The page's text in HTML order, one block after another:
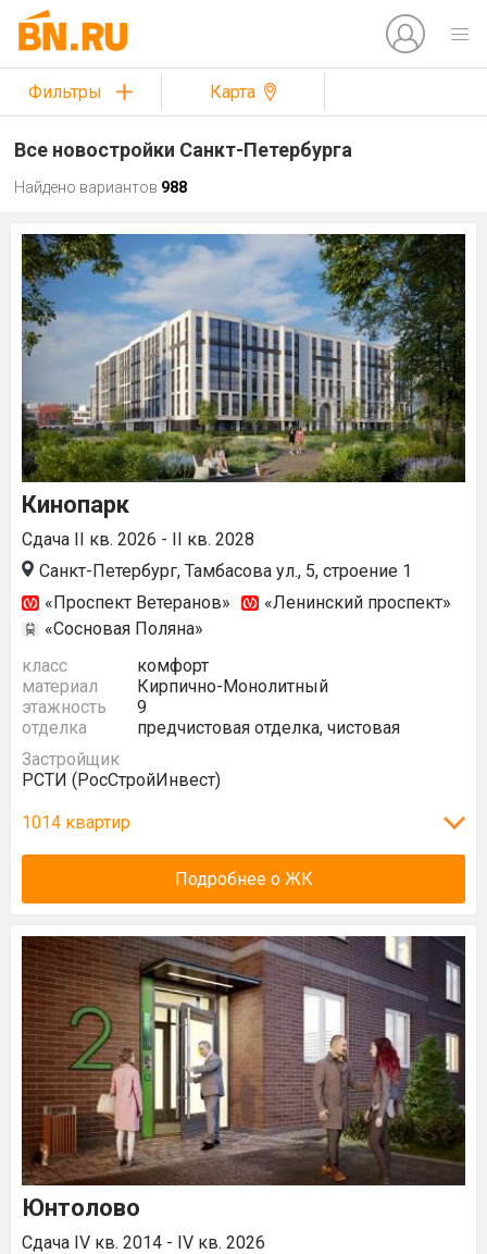
Фильтры Карта
Все новостройки Санкт-Петербурга
Найдено вариантов 988
Кинопарк
Сдача II кв. 2026 - II кв. 2028
Санкт-Петербург, Тамбасова ул., 5, строение 1
«Проспект Ветеранов»
«Ленинский проспект»
«Сосновая Поляна»
класс
комфорт
материал
Кирпично-Монолитный
этажность
9
отделка
предчистовая отделка, чистовая
Застройщик
РСТИ (РосСтройИнвест)
1014 квартир
Подробнее о ЖК
Юнтолово
Сдача IV кв. 2014 - IV кв. 2026